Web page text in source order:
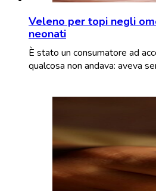
Veleno per topi negli
neonati
È stato un consumatore ad
qualcosa non andava: aveva